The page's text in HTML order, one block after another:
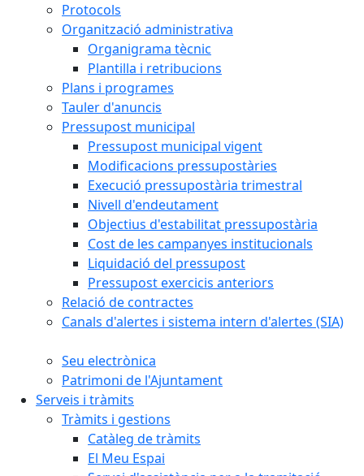
Protocols
Organització administrativa
Organigrama tècnic
Plantilla i retribucions
Plans i programes
Tauler d'anuncis
Pressupost municipal
Pressupost municipal vigent
Modificacions pressupostàries
Execució pressupostària trimestral
Nivell d'endeutament
Objectius d'estabilitat pressupostària
Cost de les campanyes institucionals
Liquidació del pressupost
Pressupost exercicis anteriors
Relació de contractes
Canals d'alertes i sistema intern d'alertes (SIA)
Seu electrònica
Patrimoni de l'Ajuntament
Serveis i tràmits
Tràmits i gestions
Catàleg de tràmits
El Meu Espai